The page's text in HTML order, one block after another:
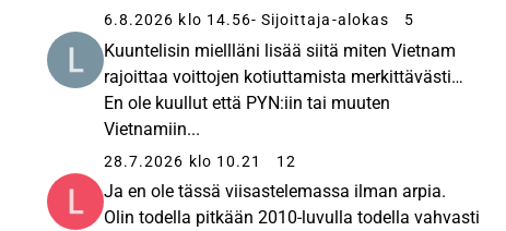
kohdemaa Vietnam on yksi Aasian nopeimmin
kasvavista kansantalouksista. Koronavuosienkin
aikana se onnistui kasvattamaan talouttaan, ja
jatkossa Vietnamin talouden arvioidaan yltävän 6-7
prosentin vuosikasvuun. Viime vuosina Vietnam on
tehnyt yhteensä 14 vapaakauppasopimusta, muun
muassa EU:n ja Maailman kauppajärjestön WTO:n
kanssa. Samalla Vietnamista on tullut
6.8.2026 klo 14.56- Sijoittaja-alokas 5
Kuuntelisin miellläni lisää siitä miten Vietnam
rajoittaa voittojen kotiuttamista merkittävästi…
En ole kuullut että PYN:iin tai muuten
Vietnamiin...
28.7.2026 klo 10.21 12
Ja en ole tässä viisastelemassa ilman arpia.
Olin todella pitkään 2010-luvulla todella vahvasti